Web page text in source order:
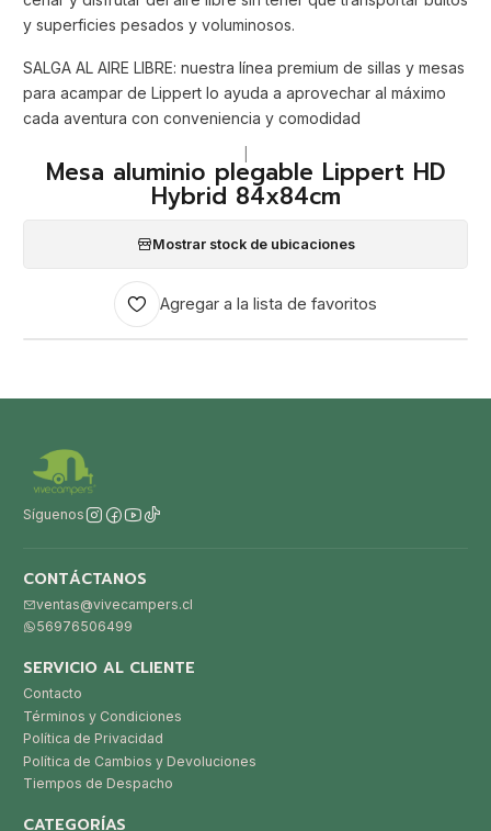
y superficies pesados y voluminosos.
SALGA AL AIRE LIBRE: nuestra línea premium de sillas y mesas
para acampar de Lippert lo ayuda a aprovechar al máximo
cada aventura con conveniencia y comodidad
Mesa aluminio plegable Lippert HD
Hybrid 84x84cm
Mostrar stock de ubicaciones
Agregar a la lista de favoritos
Síguenos
CONTÁCTANOS
ventas@vivecampers.cl
56976506499
SERVICIO AL CLIENTE
Contacto
Términos y Condiciones
Política de Privacidad
Política de Cambios y Devoluciones
Tiempos de Despacho
CATEGORÍAS